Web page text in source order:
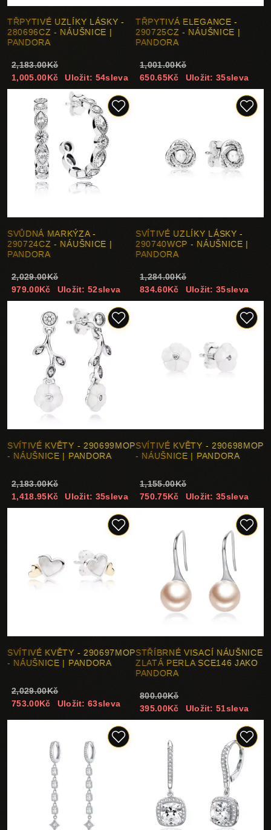
TŘPYTIVÉ UZLÍKY LÁSKY -
280696CZ - NÁUŠNICE |
PANDORA
2,183.00Kč
1,005.00Kč
Uložit: 54sleva
TŘPYTIVÁ ELEGANCE -
290725CZ - NÁUŠNICE |
PANDORA
1,001.00Kč
650.65Kč
Uložit: 35sleva
SVŮDNÁ MARKÝZA -
290724CZ - NÁUŠNICE |
PANDORA
2,029.00Kč
979.00Kč
Uložit: 52sleva
SVÍTIVÉ UZLÍKY LÁSKY -
290740WCP - NÁUŠNICE |
PANDORA
1,284.00Kč
834.60Kč
Uložit: 35sleva
SVÍTIVÉ KVĚTY - 290699MOP
- NÁUŠNICE | PANDORA
2,183.00Kč
1,418.95Kč
Uložit: 35sleva
SVÍTIVÉ KVĚTY - 290698MOP
- NÁUŠNICE | PANDORA
1,155.00Kč
750.75Kč
Uložit: 35sleva
SVÍTIVÉ KVĚTY - 290697MOP
- NÁUŠNICE | PANDORA
2,029.00Kč
753.00Kč
Uložit: 63sleva
STŘÍBRNÉ VISACÍ NÁUŠNICE
ZLATÁ PERLA SCE146 JAKO
PANDORA
800.00Kč
395.00Kč
Uložit: 51sleva